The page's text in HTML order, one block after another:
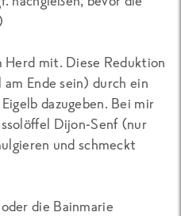
Herd mit. Diese Reduktion
Ende sein) durch ein
dazugeben. Bei mir
Dijon-Senf (nur
und schmeckt
die Bainmarie